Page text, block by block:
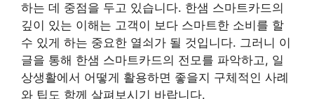
하는 데 중점을 두고 있습니다. 한샘 스마트카드의
깊이 있는 이해는 고객이 보다 스마트한 소비를 할
수 있게 하는 중요한 열쇠가 될 것입니다. 그러니 이
글을 통해 한샘 스마트카드의 전모를 파악하고, 일
상생활에서 어떻게 활용하면 좋을지 구체적인 사례
와 팁도 함께 살펴보시기 바랍니다.